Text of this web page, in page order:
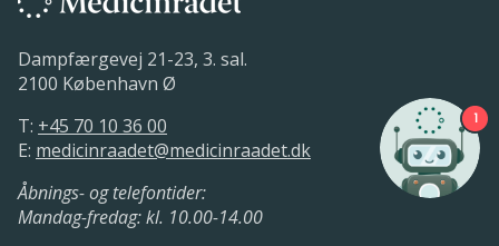
Dampfærgevej 21-23, 3. sal.
2100 København Ø
T: +45 70 10 36 00
E: medicinraadet@medicinraadet.dk
Åbnings- og telefontider:
Mandag-fredag: kl. 10.00-14.00
1